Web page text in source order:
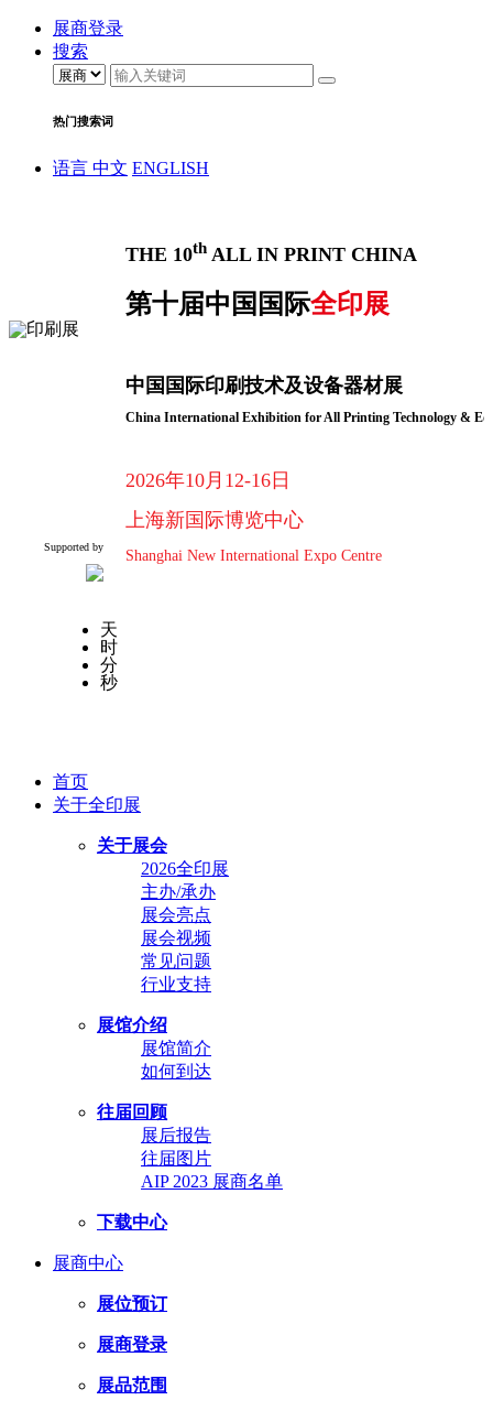
展商登录
搜索
热门搜索词
语言 中文 ENGLISH
THE 10th ALL IN PRINT CHINA
第十届中国国际全印展
中国国际印刷技术及设备器材展
China International Exhibition for All Printing Technology &
2026年10月12-16日
上海新国际博览中心
Shanghai New International Expo Centre
Supported by
天
时
分
秒
首页
关于全印展
关于展会
2026全印展
主办/承办
展会亮点
展会视频
常见问题
行业支持
展馆介绍
展馆简介
如何到达
往届回顾
展后报告
往届图片
AIP 2023 展商名单
下载中心
展商中心
展位预订
展商登录
展品范围